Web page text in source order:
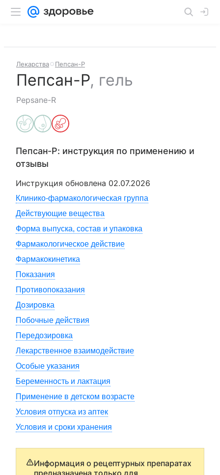
Лекарства Пепсан-Р
Пепсан-Р, гель
Pepsane-R
Пепсан-Р: инструкция по применению и
отзывы
Инструкция обновлена 02.07.2026
Клинико-фармакологическая группа
Действующие вещества
Форма выпуска, состав и упаковка
Фармакологическое действие
Фармакокинетика
Показания
Противопоказания
Дозировка
Побочные действия
Передозировка
Лекарственное взаимодействие
Особые указания
Беременность и лактация
Применение в детском возрасте
Условия отпуска из аптек
Условия и сроки хранения
Информация о рецептурных препаратах
предназначена только для